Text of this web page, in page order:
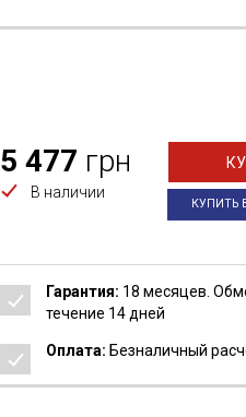
Гарантия: 18 месяцев.
течение 14 дней
Оплата: Безналичный
5 477 грн
В наличии
КУПИТЬ